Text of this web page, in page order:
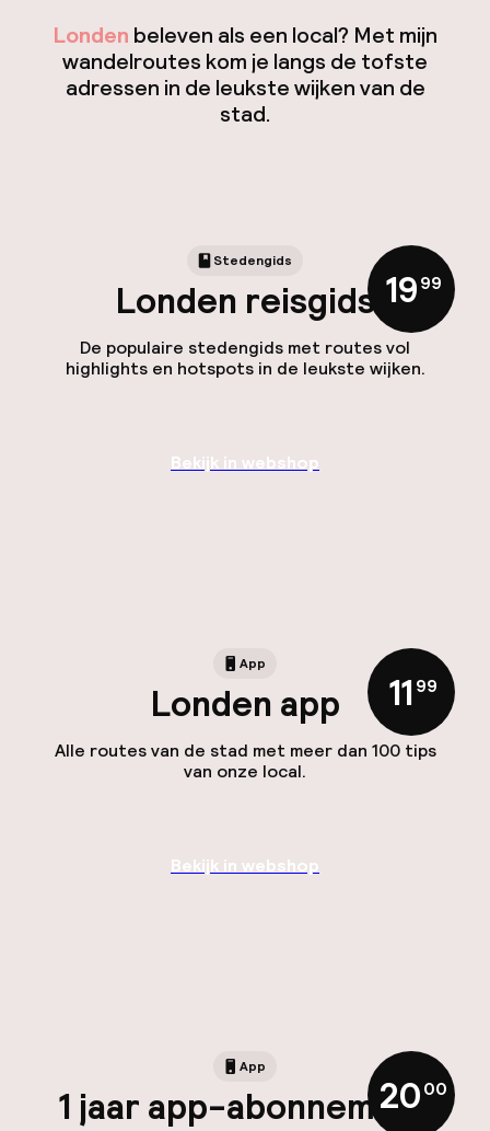
Londen beleven als een local? Met mijn
wandelroutes kom je langs de tofste
adressen in de leukste wijken van de
stad.
Stedengids
Londen reisgids
De populaire stedengids met routes vol
highlights en hotspots in de leukste wijken.
19,99
Bekijk in webshop
App
Londen app
Alle routes van de stad met meer dan 100 tips
van onze local.
11 ,99
Bekijk in webshop
App
1 jaar app-abonnement
20,00